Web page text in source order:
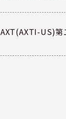
AXT(AXTI-US)